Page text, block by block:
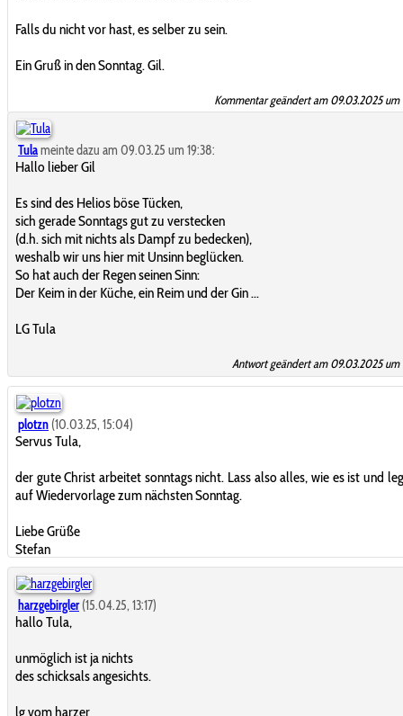
Falls du nicht vor hast, es selber zu sein.
Ein Gruß in den Sonntag. Gil.
Kommentar geändert am 09.03.2025 um
Tulameinte dazu am 09.03.25 um 19:38:
Hallo lieber Gil
Es sind des Helios böse Tücken,
sich gerade Sonntags gut zu verstecken
(d.h. sich mit nichts als Dampf zu bedecken),
weshalb wir uns hier mit Unsinn beglücken.
So hat auch der Regen seinen Sinn:
Der Keim in der Küche, ein Reim und der Gin ...
LG Tula
Antwort geändert am 09.03.2025 um
plotzn (10.03.25, 15:04)
Servus Tula,
der gute Christ arbeitet sonntags nicht. Lass also alles, wie es ist und
auf Wiedervorlage zum nächsten Sonntag.
Liebe Grüße
Stefan
harzgebirgler(15.04.25, 13:17)
hallo Tula,
unmöglich ist ja nichts
des schicksals angesichts.
lg vom harzer